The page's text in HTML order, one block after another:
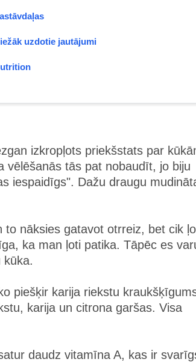
uzdotie jautājumi
izkropļots priekšstats par
vēlēšanās tās pat nobaudīt, jo biju
iespaidīgs". Dažu draugu
nāksies gatavot otrreiz, bet cik
ka man ļoti patika. Tāpēc es
kūka.
piešķir karija riekstu
karija un citrona garšas. Visa
daudz vitamīna A, kas ir